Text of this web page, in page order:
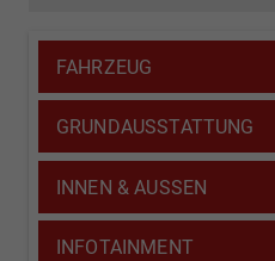
FAHRZEUG
GRUNDAUSSTATTUNG
INNEN & AUSSEN
INFOTAINMENT